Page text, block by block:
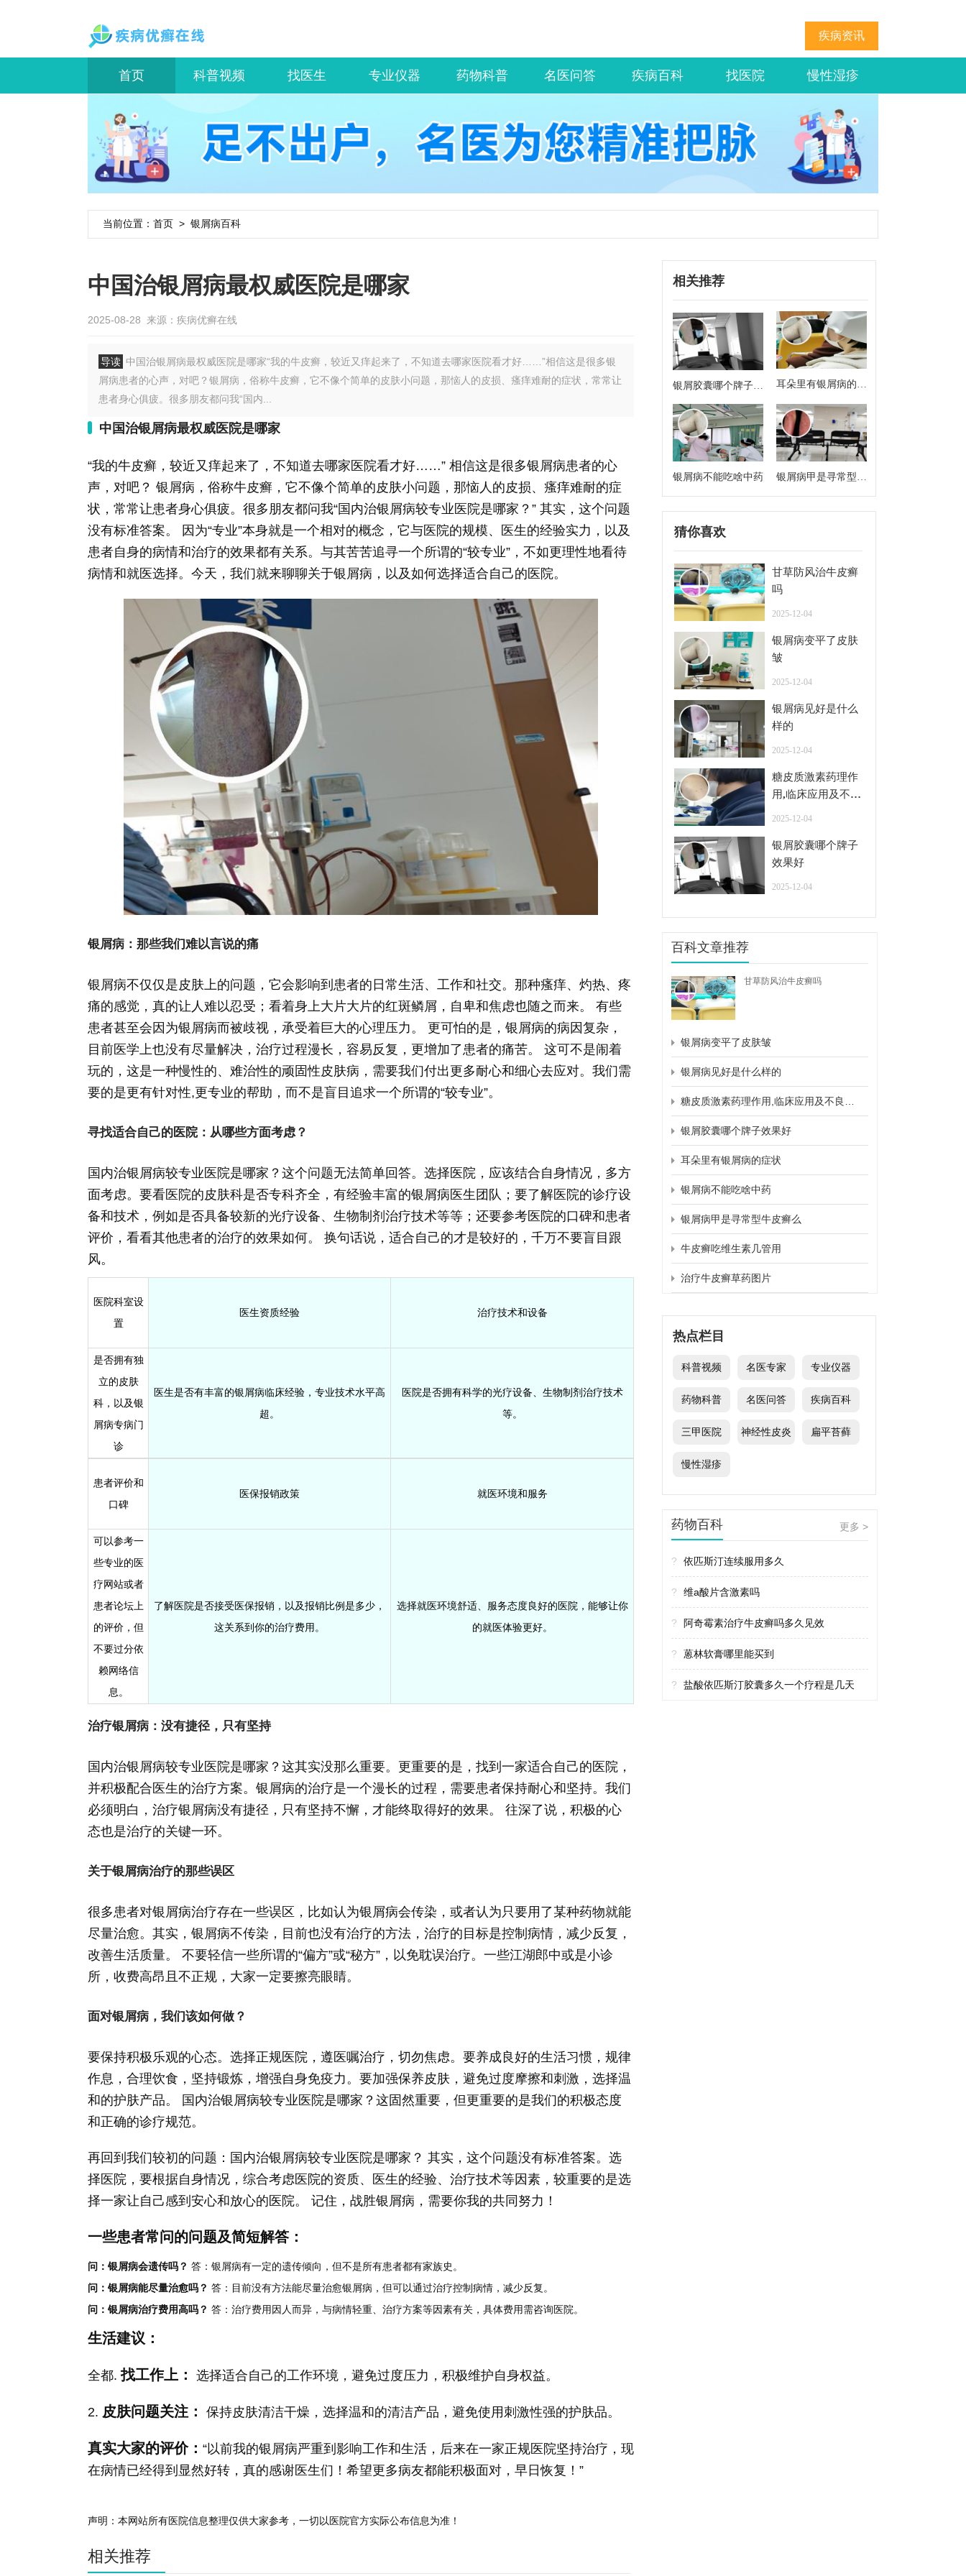
疾病资讯
首页 科普视频 找医生 专业仪器 药物科普 名医问答 疾病百科 找医院 慢性湿疹
当前位置： 首页 > 银屑病百科
中国治银屑病最权威医院是哪家
2025-08-28 来源： 疾病优癣在线
导读 中国治银屑病最权威医院是哪家“我的牛皮癣，较近又痒起来了，不知道去哪家医院看才好……”相信这是很多银
屑病患者的心声，对吧？银屑病，俗称牛皮癣，它不像个简单的皮肤小问题，那恼人的皮损、瘙痒难耐的症状，常常让
患者身心俱疲。很多朋友都问我“国内...
中国治银屑病最权威医院是哪家
“我的牛皮癣，较近又痒起来了，不知道去哪家医院看才好……” 相信这是很多银屑病患者的心
声，对吧？ 银屑病，俗称牛皮癣，它不像个简单的皮肤小问题，那恼人的皮损、瘙痒难耐的症
状，常常让患者身心俱疲。很多朋友都问我“国内治银屑病较专业医院是哪家？” 其实，这个问题
没有标准答案。 因为“专业”本身就是一个相对的概念，它与医院的规模、医生的经验实力，以及
患者自身的病情和治疗的效果都有关系。与其苦苦追寻一个所谓的“较专业”，不如更理性地看待
病情和就医选择。今天，我们就来聊聊关于银屑病，以及如何选择适合自己的医院。
银屑病：那些我们难以言说的痛
银屑病不仅仅是皮肤上的问题，它会影响到患者的日常生活、工作和社交。那种瘙痒、灼热、疼
痛的感觉，真的让人难以忍受；看着身上大片大片的红斑鳞屑，自卑和焦虑也随之而来。 有些
患者甚至会因为银屑病而被歧视，承受着巨大的心理压力。 更可怕的是，银屑病的病因复杂，
目前医学上也没有尽量解决，治疗过程漫长，容易反复，更增加了患者的痛苦。 这可不是闹着
玩的，这是一种慢性的、难治性的顽固性皮肤病，需要我们付出更多耐心和细心去应对。我们需
要的是更有针对性,更专业的帮助，而不是盲目追求一个所谓的“较专业”。
寻找适合自己的医院：从哪些方面考虑？
国内治银屑病较专业医院是哪家？这个问题无法简单回答。选择医院，应该结合自身情况，多方
面考虑。要看医院的皮肤科是否专科齐全，有经验丰富的银屑病医生团队；要了解医院的诊疗设
备和技术，例如是否具备较新的光疗设备、生物制剂治疗技术等等；还要参考医院的口碑和患者
评价，看看其他患者的治疗的效果如何。 换句话说，适合自己的才是较好的，千万不要盲目跟
风。
医院科室设
置
医生资质经验 治疗技术和设备
是否拥有独
立的皮肤
科，以及银
屑病专病门
诊
医生是否有丰富的银屑病临床经验，专业技术水平高
超。
医院是否拥有科学的光疗设备、生物制剂治疗技术
等。
患者评价和
口碑
医保报销政策 就医环境和服务
可以参考一
些专业的医
疗网站或者
患者论坛上
的评价，但
不要过分依
赖网络信
息。
了解医院是否接受医保报销，以及报销比例是多少，
这关系到你的治疗费用。
选择就医环境舒适、服务态度良好的医院，能够让你
的就医体验更好。
治疗银屑病：没有捷径，只有坚持
国内治银屑病较专业医院是哪家？这其实没那么重要。更重要的是，找到一家适合自己的医院，
并积极配合医生的治疗方案。银屑病的治疗是一个漫长的过程，需要患者保持耐心和坚持。我们
必须明白，治疗银屑病没有捷径，只有坚持不懈，才能终取得好的效果。 往深了说，积极的心
态也是治疗的关键一环。
关于银屑病治疗的那些误区
很多患者对银屑病治疗存在一些误区，比如认为银屑病会传染，或者认为只要用了某种药物就能
尽量治愈。其实，银屑病不传染，目前也没有治疗的方法，治疗的目标是控制病情，减少反复，
改善生活质量。 不要轻信一些所谓的“偏方”或“秘方”，以免耽误治疗。一些江湖郎中或是小诊
所，收费高昂且不正规，大家一定要擦亮眼睛。
面对银屑病，我们该如何做？
要保持积极乐观的心态。选择正规医院，遵医嘱治疗，切勿焦虑。要养成良好的生活习惯，规律
作息，合理饮食，坚持锻炼，增强自身免疫力。要加强保养皮肤，避免过度摩擦和刺激，选择温
和的护肤产品。 国内治银屑病较专业医院是哪家？这固然重要，但更重要的是我们的积极态度
和正确的诊疗规范。
再回到我们较初的问题：国内治银屑病较专业医院是哪家？ 其实，这个问题没有标准答案。选
择医院，要根据自身情况，综合考虑医院的资质、医生的经验、治疗技术等因素，较重要的是选
择一家让自己感到安心和放心的医院。 记住，战胜银屑病，需要你我的共同努力！
一些患者常问的问题及简短解答：
问：银屑病会遗传吗？ 答：银屑病有一定的遗传倾向，但不是所有患者都有家族史。
问：银屑病能尽量治愈吗？ 答：目前没有方法能尽量治愈银屑病，但可以通过治疗控制病情，减少反复。
问：银屑病治疗费用高吗？ 答：治疗费用因人而异，与病情轻重、治疗方案等因素有关，具体费用需咨询医院。
生活建议：
全都. 找工作上： 选择适合自己的工作环境，避免过度压力，积极维护自身权益。
2. 皮肤问题关注： 保持皮肤清洁干燥，选择温和的清洁产品，避免使用刺激性强的护肤品。
真实大家的评价： “以前我的银屑病严重到影响工作和生活，后来在一家正规医院坚持治疗，现
在病情已经得到显然好转，真的感谢医生们！希望更多病友都能积极面对，早日恢复！”
声明：本网站所有医院信息整理仅供大家参考，一切以医院官方实际公布信息为准！
相关推荐
相关推荐
银屑胶囊哪个牌子效
果好
耳朵里有银屑病的症
银屑病不能吃啥中药
银屑病甲是寻常型牛
皮癣么
猜你喜欢
甘草防风治牛皮癣
吗
2025-12-04
银屑病变平了皮肤
皱
2025-12-04
银屑病见好是什么
样的
2025-12-04
糖皮质激素药理作
用,临床应用及不良
2025-12-04
银屑胶囊哪个牌子
效果好
2025-12-04
百科文章推荐
甘草防风治牛皮癣吗
银屑病变平了皮肤皱
银屑病见好是什么样的
银屑胶囊哪个牌子效果好
耳朵里有银屑病的症状
银屑病不能吃啥中药
银屑病甲是寻常型牛皮癣么
牛皮癣吃维生素几管用
治疗牛皮癣草药图片
热点栏目
科普视频 名医专家 专业仪器
药物科普 名医问答 疾病百科
三甲医院 神经性皮炎 扁平苔藓
慢性湿疹
药物百科 更多 >
? 依匹斯汀连续服用多久
? 维a酸片含激素吗
? 阿奇霉素治疗牛皮癣吗多久见效
? 蒽林软膏哪里能买到
? 盐酸依匹斯汀胶囊多久一个疗程是几天